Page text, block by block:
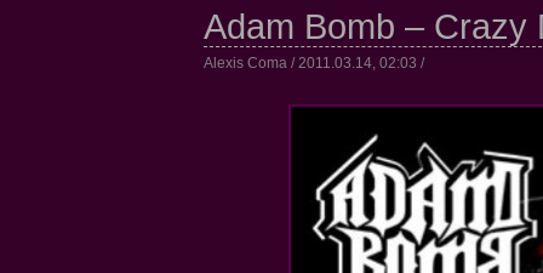
Adam Bomb – Crazy
Alexis Coma / 2011.03.14, 02:03 /